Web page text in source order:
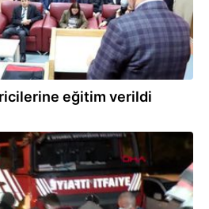
eğitim verildi